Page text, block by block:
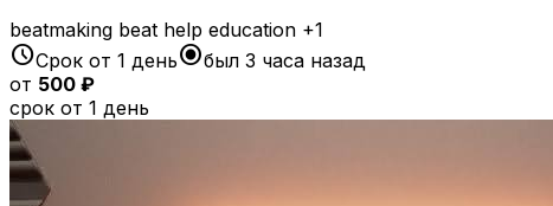
beatmaking beat help education +1
scheduleСрок от 1 деньradio_button_checkedбыл 3 часа назад
от 500 ₽
срок от 1 день